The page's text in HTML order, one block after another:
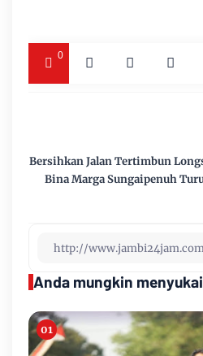
0
Bersihkan Jalan Tertimbun
Bina Marga Sungaipenuh
Anda mungkin